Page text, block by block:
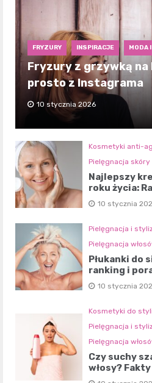
FRYZURY INSPIRACJE MODA
Fryzury z grzywką na
prosto z Instagrama
10 stycznia 2026
Kosmetyki anti-
Pielęgnacja skóry
Najlepszy
roku życia:
10 stycznia
Pielęgnacja i
Pielęgnacja
Płukanki do
ranking i
10 stycznia
Kosmetyki do
Pielęgnacja i
Pielęgnacja
Czy suchy
włosy?